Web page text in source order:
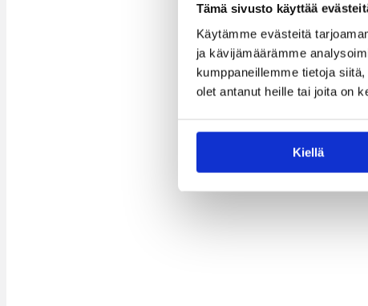
Tämä sivusto käyttää
Käytämme evästeitä
ja kävijämäärämme
kumppaneillemme tietoja
olet antanut heille tai joita on
Kiellä